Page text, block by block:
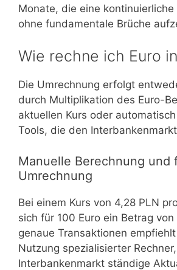
Monate, die eine kontinuierliche
ohne fundamentale Brüche
Wie rechne ich Euro
Die Umrechnung erfolgt
durch Multiplikation des Euro-
aktuellen Kurs oder
Tools, die den
Manuelle Berechnung und
Umrechnung
Bei einem Kurs von 4,28 PLN
sich für 100 Euro ein Betrag von
genaue Transaktionen
Nutzung spezialisierter
Interbankenmarkt ständige